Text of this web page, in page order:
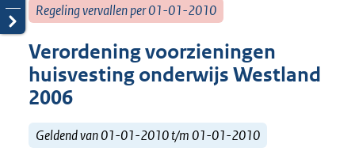
Regeling vervallen per 01-01-2010
Verordening voorzieningen
huisvesting onderwijs Westland
2006
Geldend van 01-01-2010 t/m 01-01-2010